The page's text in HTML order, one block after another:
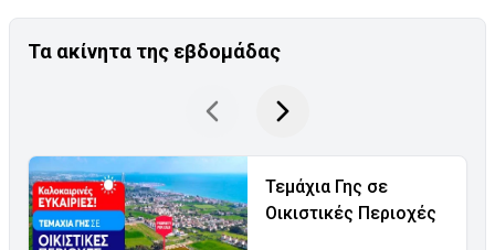
Τα ακίνητα της εβδομάδας
Τεμάχια Γης σε
Οικιστικές Περιοχές